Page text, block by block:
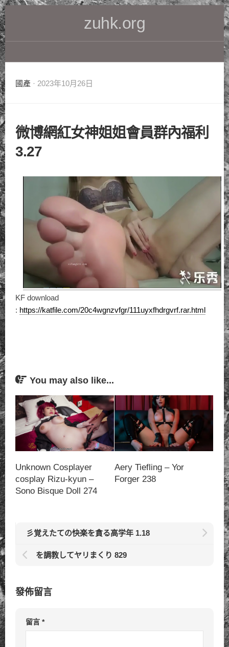
Skip
to
content
zuhk.org
國產 · 2023年10月26日
微博網紅女神姐姐會員群內福利
3.27
KF download
: https://katfile.com/20c4wgnzvfgr/111uyxfhdrgvrf.rar.html
You may also like...
Unknown Cosplayer
cosplay Rizu-kyun –
Sono Bisque Doll 274
Aery Tiefling – Yor
Forger 238
彡覚えたての快楽を貪る高学年 1.18
を調教してヤリまくり 829
發佈留言
留言 *